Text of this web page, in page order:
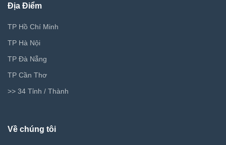
Địa Điểm
TP Hồ Chí Minh
TP Hà Nội
TP Đà Nẵng
TP Cần Thơ
>> 34 Tỉnh / Thành
Về chúng tôi